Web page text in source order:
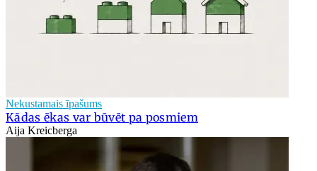
Nekustamais īpašums
Kādas ēkas var būvēt pa posmiem
Aija Kreicberga